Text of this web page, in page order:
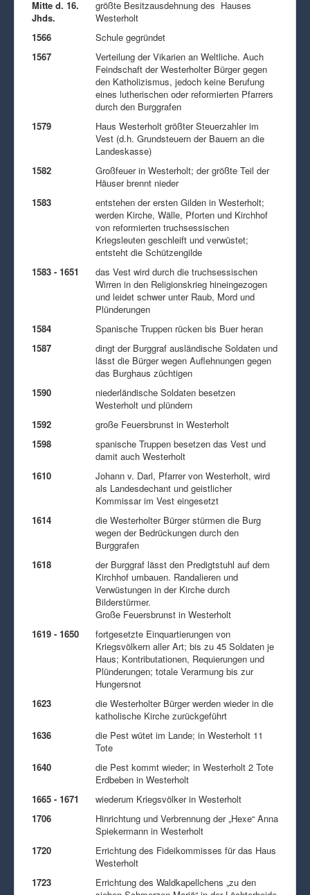
Mitte d. 16.
Jhds.
größte Besitzausdehnung des Hauses
Westerholt
1566
Schule gegründet
1567
Verteilung der Vikarien an Weltliche. Auch
Feindschaft der Westerholter Bürger gegen
den Katholizismus, jedoch keine Berufung
eines lutherischen oder reformierten Pfarrers
durch den Burggrafen
1579
Haus Westerholt größter Steuerzahler im
Vest (d.h. Grundsteuern der Bauern an die
Landeskasse)
1582
Großfeuer in Westerholt; der größte Teil der
Häuser brennt nieder
1583
entstehen der ersten Gilden in Westerholt;
werden Kirche, Wälle, Pforten und Kirchhof
von reformierten truchsessischen
Kriegsleuten geschleift und verwüstet;
entsteht die Schützengilde
1583 - 1651
das Vest wird durch die truchsessischen
Wirren in den Religionskrieg hineingezogen
und leidet schwer unter Raub, Mord und
Plünderungen
1584
Spanische Truppen rücken bis Buer heran
1587
dingt der Burggraf ausländische Soldaten und
lässt die Bürger wegen Auflehnungen gegen
das Burghaus züchtigen
1590
niederländische Soldaten besetzen
Westerholt und plündern
1592
große Feuersbrunst in Westerholt
1598
spanische Truppen besetzen das Vest und
damit auch Westerholt
1610
Johann v. Darl, Pfarrer von Westerholt, wird
als Landesdechant und geistlicher
Kommissar im Vest eingesetzt
1614
die Westerholter Bürger stürmen die Burg
wegen der Bedrückungen durch den
Burggrafen
1618
der Burggraf lässt den Predigtstuhl auf dem
Kirchhof umbauen. Randalieren und
Verwüstungen in der Kirche durch
Bilderstürmer.
Große Feuersbrunst in Westerholt
1619 - 1650
fortgesetzte Einquartierungen von
Kriegsvölkern aller Art; bis zu 45 Soldaten je
Haus; Kontributationen, Requierungen und
Plünderungen; totale Verarmung bis zur
Hungersnot
1623
die Westerholter Bürger werden wieder in die
katholische Kirche zurückgeführt
1636
die Pest wütet im Lande; in Westerholt 11
Tote
1640
die Pest kommt wieder; in Westerholt 2 Tote
Erdbeben in Westerholt
1665 - 1671
wiederum Kriegsvölker in Westerholt
1706
Hinrichtung und Verbrennung der „Hexe“ Anna
Spiekermann in Westerholt
1720
Errichtung des Fideikommisses für das Haus
Westerholt
1723
Errichtung des Waldkapellchens „zu den